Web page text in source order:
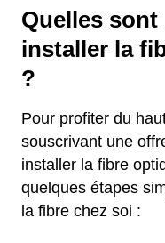
Quelles
installer la
?
Pour profiter du
souscrivant une
installer la fibre
quelques étapes
la fibre chez soi :